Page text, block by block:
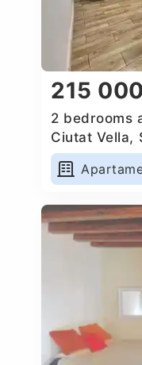
215
2 bedrooms
Ciutat Vella,